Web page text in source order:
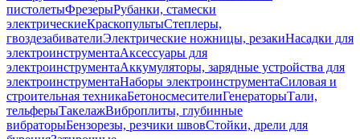
пистолетыФрезерыРубанки, стамески
электрическиеКраскопультыСтеплеры,
гвоздезабивателиЭлектрические ножницы, резакиНасадки для
электроинструментаАксессуары для
электроинструментаАккумуляторы, зарядные устройства для
электроинструментаНаборы электроинструментаСиловая и
строительная техникаБетоносмесителиГенераторыТали,
тельферыТакелажВиброплиты, глубинные
вибраторыБензорезы, резчики швовСтойки, дрели для